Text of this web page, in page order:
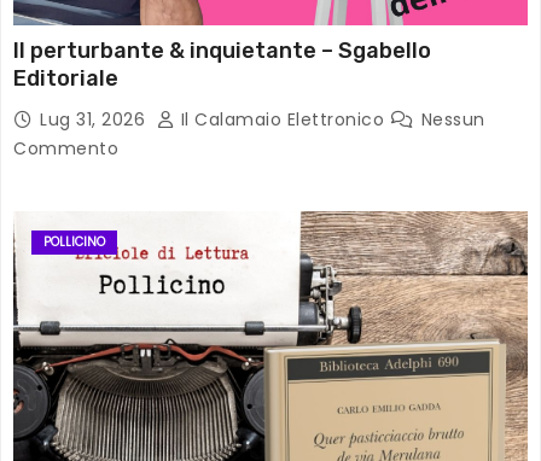
Il perturbante & inquietante – Sgabello
Editoriale
Lug 31, 2026 Il Calamaio Elettronico
Nessun
Commento
POLLICINO